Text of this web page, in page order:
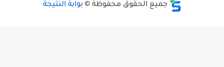
جميع الحقوق محفوظة © بوابة النتيجة